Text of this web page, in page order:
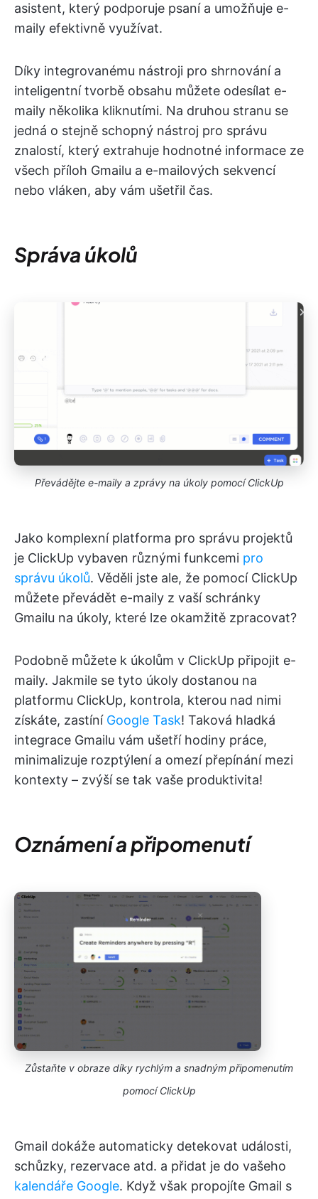
asistent, který podporuje psaní a umožňuje e-
maily efektivně využívat.
Díky integrovanému nástroji pro shrnování a
inteligentní tvorbě obsahu můžete odesílat e-
maily několika kliknutími. Na druhou stranu se
jedná o stejně schopný nástroj pro správu
znalostí, který extrahuje hodnotné informace ze
všech příloh Gmailu a e-mailových sekvencí
nebo vláken, aby vám ušetřil čas.
Správa úkolů
Převádějte e-maily a zprávy na úkoly pomocí ClickUp
Jako komplexní platforma pro správu projektů
je ClickUp vybaven různými funkcemi pro
správu úkolů. Věděli jste ale, že pomocí ClickUp
můžete převádět e-maily z vaší schránky
Gmailu na úkoly, které lze okamžitě zpracovat?
Podobně můžete k úkolům v ClickUp připojit e-
maily. Jakmile se tyto úkoly dostanou na
platformu ClickUp, kontrola, kterou nad nimi
získáte, zastíní Google Task! Taková hladká
integrace Gmailu vám ušetří hodiny práce,
minimalizuje rozptýlení a omezí přepínání mezi
kontexty – zvýší se tak vaše produktivita!
Oznámení a připomenutí
Zůstaňte v obraze díky rychlým a snadným připomenutím
pomocí ClickUp
Gmail dokáže automaticky detekovat události,
schůzky, rezervace atd. a přidat je do vašeho
kalendáře Google. Když však propojíte Gmail s